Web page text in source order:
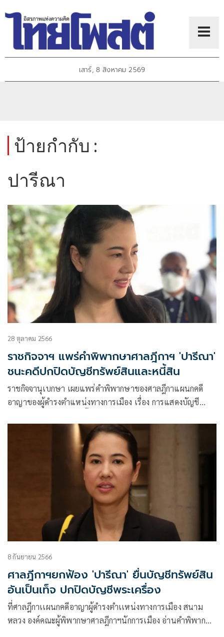
เสาร์, 8 สิงหาคม 2569
ป้ายกำกับ :
ปารีณา
28 ตุลาคม 2566
ราชกิจจาฯ แพร่คำพิพากษาศาลฎีกาฯ 'ปารีณา'
ชนะคดีปกปิดบัญชีทรัพย์สินและหนี้สิน
ราชกิจจานุเบกษา เผยแพร่คำพิพากษาของศาลฎีกาแผนกคดี
อาญาของผู้ดำรงตำแหน่งทางการเมือง เรื่อง การแสดงบัญชี
8 กันยายน 2566
ศาลฎีกาฯยกฟ้อง 'ปารีณา' ยื่นบัญชีทรัพย์สิน
อันเป็นเท็จ ปกปิดบัญชีพระเครื่อง
ที่ศาลฎีกาเเผนกคดีอาญาผู้ดำรงตำเเหน่งทางการเมือง สนาม
หลวง องค์คณะผู้พิพากษาศาลฎีกาฯนักการเมือง อ่านคำพิพากษา